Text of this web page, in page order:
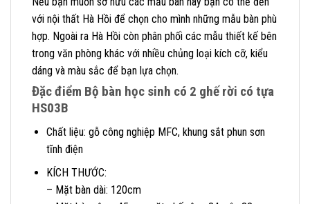
với nội thất Hà Hồi để chọn cho mình những mẫu bàn phù
hợp. Ngoài ra Hà Hồi còn phân phối các mẫu thiết kế bên
trong văn phòng khác với nhiều chủng loại kích cỡ, kiểu
dáng và màu sắc để bạn lựa chọn.
Đặc điểm Bộ bàn học sinh có 2 ghế rời có tựa
HS03B
Chất liệu: gỗ công nghiệp MFC, khung sắt phun sơn
tĩnh điện
KÍCH THƯỚC:
– Mặt bàn dài: 120cm